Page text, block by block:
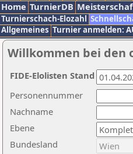
Home TurnierDB
Turnierschach-Elozahl
Allgemeines Turnier anmelden:
Willkommen bei den
Nachname
Ebene
Personennummer
Bundesland
FIDE-Elolisten Stand